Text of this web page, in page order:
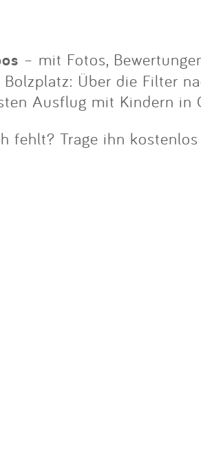
Anmelden
– mit Fotos,
Über die Filter
Ausflug mit Kindern in
fehlt? Trage ihn